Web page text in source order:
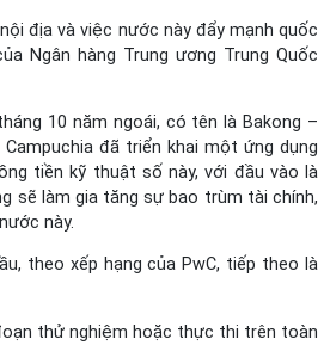
địa và việc nước này đẩy mạnh quốc
Ngân hàng Trung ương Trung Quốc
10 năm ngoái, có tên là Bakong –
đã triển khai một ứng dụng
tiền kỹ thuật số này, với đầu vào là
sẽ làm gia tăng sự bao trùm tài chính,
này.
theo xếp hạng của PwC, tiếp theo là
thử nghiệm hoặc thực thi trên toàn